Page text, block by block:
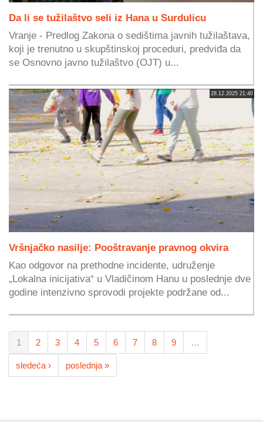
Da li se tužilaštvo seli iz Hana u Surdulicu
Vranje - Predlog Zakona o sedištima javnih tužilaštava,
koji je trenutno u skupštinskoj proceduri, predviđa da
se Osnovno javno tužilaštvo (OJT) u...
28.12.2025 21:40
Vršnjačko nasilje: Pooštravanje pravnog okvira
Kao odgovor na prethodne incidente, udruženje
„Lokalna inicijativa“ u Vladičinom Hanu u poslednje dve
godine intenzivno sprovodi projekte podržane od...
1 2 3 4 5 6 7 8 9 …
sledeća › poslednja »